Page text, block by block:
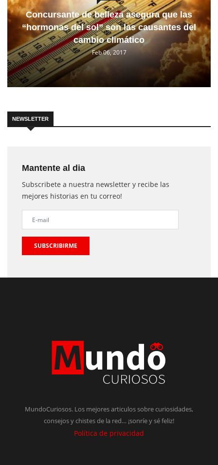
Concursante de belleza asegura que las
“hormonas del sol” son las causantes del
cambio climático
Feb 06, 2017
NEWSLETTER
Mantente al dia
Subscribete a nuestra newsletter y recibe las
mejores historias en tu correo!
SUBSCRIBIRME
MundoCuriosos. Los mejores articulos sobre curiosidades,
consejos y chistes de la red… ¡sonríe y sé feliz!
Política de privacidad